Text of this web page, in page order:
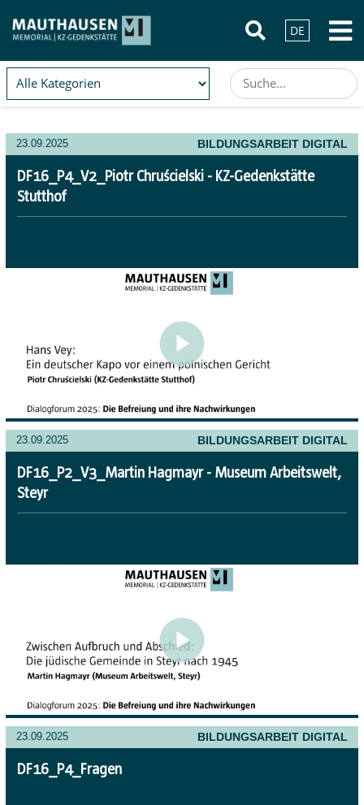
DE
23.09.2025 BILDUNGSARBEIT DIGITAL
DF16_P4_V2_Piotr Chruścielski - KZ-Gedenkstätte
Stutthof
23.09.2025 BILDUNGSARBEIT DIGITAL
DF16_P2_V3_Martin Hagmayr - Museum Arbeitswelt,
Steyr
23.09.2025 BILDUNGSARBEIT DIGITAL
DF16_P4_Fragen